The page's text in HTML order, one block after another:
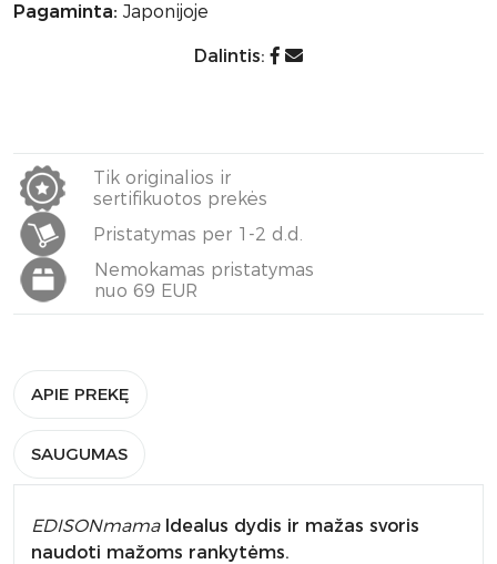
Pagaminta: Japonijoje
Dalintis:
Tik originalios ir
sertifikuotos prekės
Pristatymas per 1-2 d.d.
Nemokamas pristatymas
nuo 69 EUR
APIE PREKĘ
SAUGUMAS
EDISONmama Idealus dydis ir mažas svoris
naudoti mažoms rankytėms.